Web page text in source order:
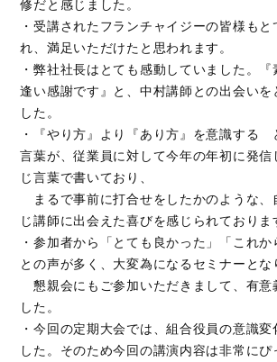
修だと感じました。
・受講されたフランチャイジーの皆様もと
れ、満足いただけたと思われます。
・弊社社長はとても感動していました。『
逢い感謝です』と、中村講師との出会いを
した。
・『やり方』より『あり方』を意識する
言葉が、従業員に対して今年の年初に発信
じ言葉で書いており、
まるで事前に打合せをしたかのような、
じ講師に出会えた喜びを感じられておりま
・参加者から「とても良かった」「これか
との声が多く、大変為になるセミナー
懇親会にもご参加いただきまして、有意
した。
・今回の定期大会では、組合役員の意識変
した。そのため今回の講演内容は非常にぴ